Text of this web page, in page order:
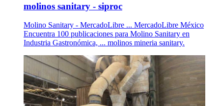
molinos sanitary - siproc
Molino Sanitary - MercadoLibre ... MercadoLibre México
Encuentra 100 publicaciones para Molino Sanitary en
Industria Gastronómica, ... molinos mineria sanitary.